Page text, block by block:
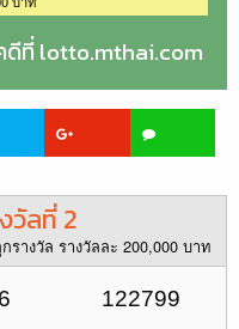
ดีที่ lotto.mthai.com
วัลที่ 2
รางวัล รางวัลละ 200,000 บาท
122799